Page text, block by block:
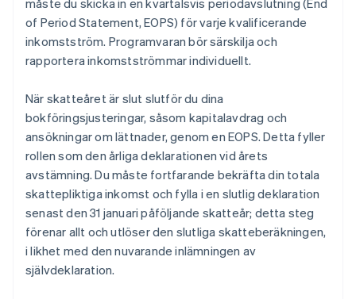
måste du skicka in en kvartalsvis periodavslutning (End
of Period Statement, EOPS) för varje kvalificerande
inkomstström. Programvaran bör särskilja och
rapportera inkomstströmmar individuellt.
När skatteåret är slut slutför du dina
bokföringsjusteringar, såsom kapitalavdrag och
ansökningar om lättnader, genom en EOPS. Detta fyller
rollen som den årliga deklarationen vid årets
avstämning. Du måste fortfarande bekräfta din totala
skattepliktiga inkomst och fylla i en slutlig deklaration
senast den 31 januari påföljande skatteår; detta steg
förenar allt och utlöser den slutliga skatteberäkningen,
i likhet med den nuvarande inlämningen av
självdeklaration.